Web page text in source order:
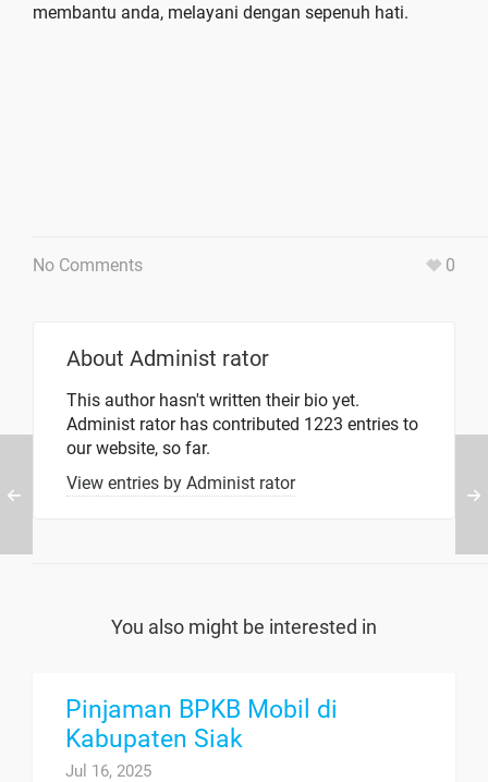
membantu anda, melayani dengan sepenuh hati.
No Comments 0
About Administ rator
This author hasn't written their bio yet.
Administ ratorhas contributed 1223 entries to
our website, so far.
View entries by Administ rator
You also might be interested in
Pinjaman BPKB Mobil di
Kabupaten Siak
Jul 16, 2025